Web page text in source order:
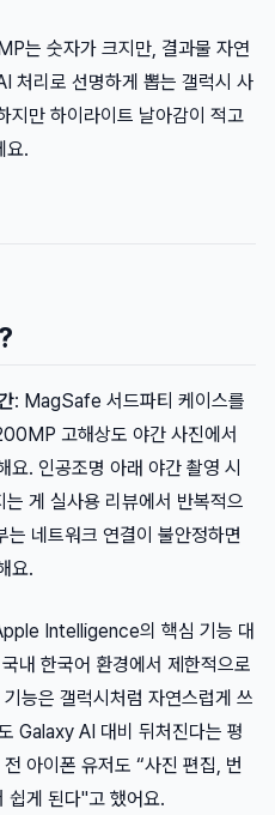
는 숫자가 크지만, 결과물 자연
처리로 선명하게 뽑는 갤럭시 사
지만 하이라이트 날아감이 적고
요.
: MagSafe 서드파티 케이스를
고해상도 야간 사진에서
. 인공조명 아래 야간 촬영 시
게 실사용 리뷰에서 반복적으
네트워크 연결이 불안정하면
요.
Intelligence의 핵심 기능 대
내 한국어 환경에서 제한적으로
능은 갤럭시처럼 자연스럽게 쓰
Galaxy AI 대비 뒤처진다는 평
전 아이폰 유저도 “사진 편집, 번
쉽게 된다"고 했어요.